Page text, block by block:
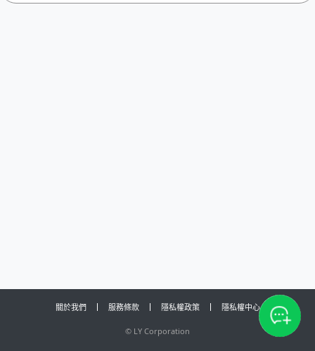
關於我們 服務條款 隱私權政策 隱私權中心
© LY Corporation